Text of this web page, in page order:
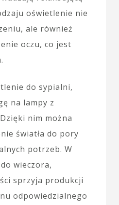
oświetlenie nie
ale również
oczu, co jest
do sypialni,
na lampy z
nim można
światła do pory
potrzeb. W
wieczora,
sprzyja produkcji
odpowiedzialnego